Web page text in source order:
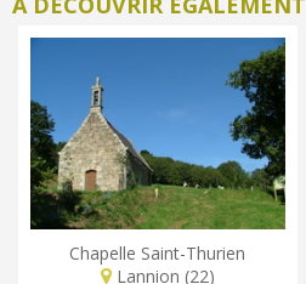
Chapelle Saint-Thurien
Lannion (22)